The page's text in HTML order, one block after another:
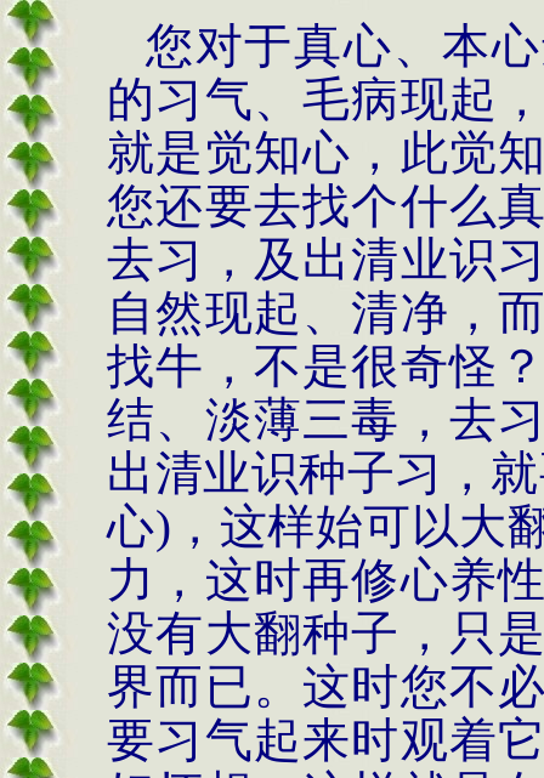
您对于真心、本
的习气、毛病现起
就是觉知心，此觉
您还要去找个什么
去习，及出清业识
自然现起、清净，
找牛，不是很奇怪
结、淡薄三毒，去
出清业识种子习，
心) ，这样始可以大
力，这时再修心养
没有大翻种子，只
界而已。这时您不
要习气起来时观着